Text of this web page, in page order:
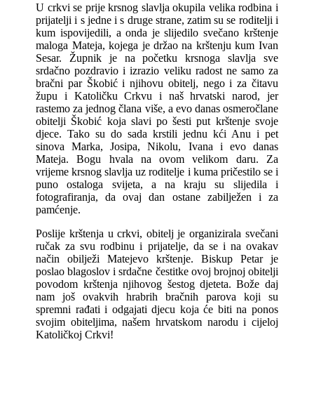
U crkvi se prije krsnog slavlja okupila velika rodbina i
prijatelji i s jedne i s druge strane, zatim su se roditelji i
kum ispovijedili, a onda je slijedilo svečano krštenje
maloga Mateja, kojega je držao na krštenju kum Ivan
Sesar. Župnik je na početku krsnoga slavlja sve
srdačno pozdravio i izrazio veliku radost ne samo za
bračni par Škobić i njihovu obitelj, nego i za čitavu
župu i Katoličku Crkvu i naš hrvatski narod, jer
rastemo za jednog člana više, a evo danas osmeročlane
obitelji Škobić koja slavi po šesti put krštenje svoje
djece. Tako su do sada krstili jednu kći Anu i pet
sinova Marka, Josipa, Nikolu, Ivana i evo danas
Mateja. Bogu hvala na ovom velikom daru. Za
vrijeme krsnog slavlja uz roditelje i kuma pričestilo se i
puno ostaloga svijeta, a na kraju su slijedila i
fotografiranja, da ovaj dan ostane zabilježen i za
pamćenje.
Poslije krštenja u crkvi, obitelj je organizirala svečani
ručak za svu rodbinu i prijatelje, da se i na ovakav
način obilježi Matejevo krštenje. Biskup Petar je
poslao blagoslov i srdačne čestitke ovoj brojnoj obitelji
povodom krštenja njihovog šestog djeteta. Bože daj
nam još ovakvih hrabrih bračnih parova koji su
spremni rađati i odgajati djecu koja će biti na ponos
svojim obiteljima, našem hrvatskom narodu i cijeloj
Katoličkoj Crkvi!